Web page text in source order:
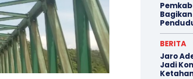
BERITA
Jaro
Jadi